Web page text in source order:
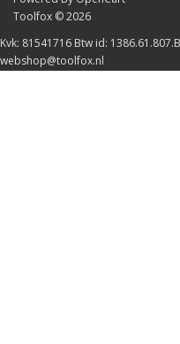
Toolfox © 2026
Kvk: 81541716 Btw id:
webshop@toolfox.nl